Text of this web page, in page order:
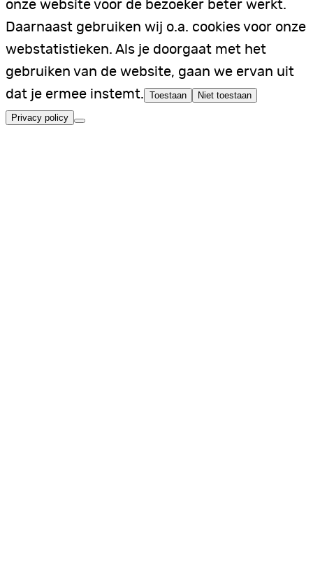
onze website voor de bezoeker beter werkt.
Daarnaast gebruiken wij o.a. cookies voor onze
webstatistieken. Als je doorgaat met het
gebruiken van de website, gaan we ervan uit
dat je ermee instemt. Toestaan Niet toestaan
Privacy policy